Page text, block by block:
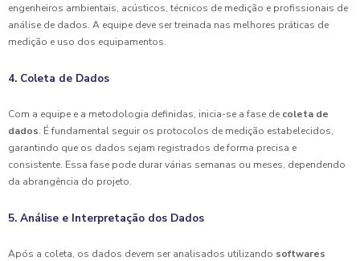
engenheiros ambientais, acústicos, técnicos de medição e profissionais de
análise de dados. A equipe deve ser treinada nas melhores práticas de
medição e uso dos equipamentos.
4. Coleta de Dados
Com a equipe e a metodologia definidas, inicia-se a fase de coleta de
dados. É fundamental seguir os protocolos de medição estabelecidos,
garantindo que os dados sejam registrados de forma precisa e
consistente. Essa fase pode durar várias semanas ou meses, dependendo
da abrangência do projeto.
5. Análise e Interpretação dos Dados
Após a coleta, os dados devem ser analisados utilizando softwares